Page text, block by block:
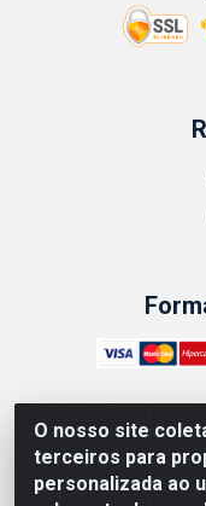
O nosso site
terceiros para
personalizada ao
ABRASEG
10.894.768/
Penha Circular -